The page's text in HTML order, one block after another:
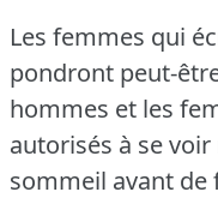
Les femmes qui
pondront peut-
hommes et les
autorisés à se
sommeil avant de